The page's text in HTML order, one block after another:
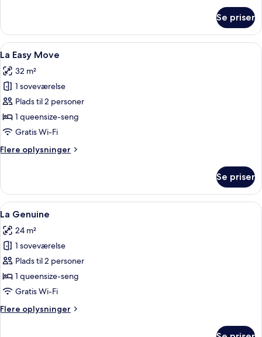
Essential
Se priser
Indlæs
alle
billeder
af
La
Easy
Move
Et moderne hotelværelse med en
4
La Easy Move
32 m²
1 soveværelse
Plads til 2 personer
1 queensize-seng
Gratis Wi-Fi
Flere oplysninger
Flere
Easy
Move
Se priser
Indlæs
alle
billeder
af
La
Genuine
Et moderne hotelværelse med en
6
La Genuine
24 m²
1 soveværelse
Plads til 2 personer
1 queensize-seng
Gratis Wi-Fi
Flere oplysninger
Flere